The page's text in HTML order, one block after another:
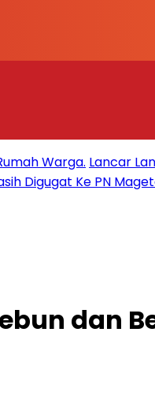
Warga. Lancar
Digugat Ke PN
dan